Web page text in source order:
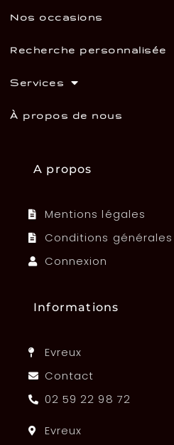
Nos occasions
Recherche personnalisée
Services
À propos de nous
A propos
Mentions légales
Conditions
Connexion
Informations
Evreux
Contact
02 59 22 98 72
Evreux